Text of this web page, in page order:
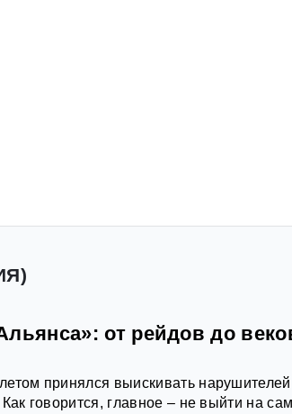
от рейдов до
принялся выискивать нарушителей
говорится, главное – не выйти на